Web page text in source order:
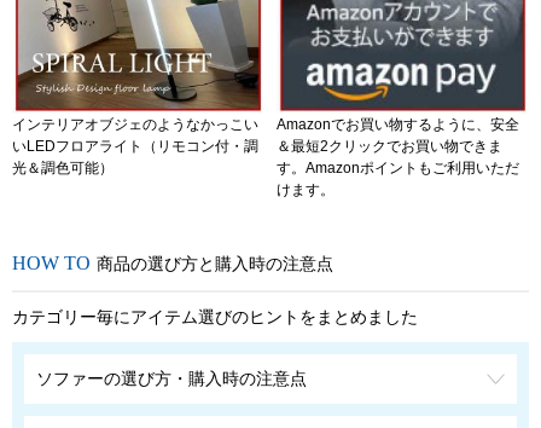
インテリアオブジェのようなかっこい
いLEDフロアライト（リモコン付・調
光＆調色可能）
Amazonでお買い物するように、安全
＆最短2クリックでお買い物できま
す。Amazonポイントもご利用いただ
けます。
商品の選び方と購入時の注意点
カテゴリー毎にアイテム選びのヒントをまとめました
ソファーの選び方・購入時の注意点